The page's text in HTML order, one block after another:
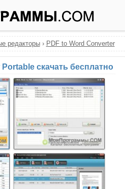
редакторы› PDF to Word Converter
скачать бесплатно